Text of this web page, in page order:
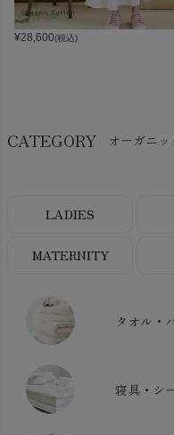
¥28,600(税込)
CATEGORY オーガニ
LADIES
MATERNITY
タオル・
タオル
バス用品
寝具・シ